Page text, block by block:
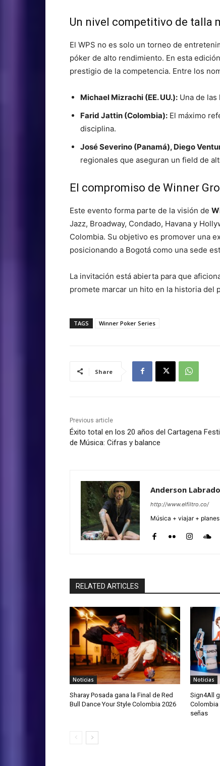
Un nivel competitivo de talla
El WPS no es solo un torneo de
póker de alto rendimiento. En esta
prestigio de la competencia. Entre los
Michael Mizrachi (EE. UU.): Una de
Farid Jattin (Colombia): El máximo
disciplina.
José Severino (Panamá), Diego
regionales que aseguran un field de
El compromiso de Winner
Este evento forma parte de la visión de
Jazz, Broadway, Condado, Havana y
Colombia. Su objetivo es promover una
posicionando a Bogotá como una sede
La invitación está abierta para que
promete marcar un hito en la historia del
TAGS Winner Poker Series
Share
Previous article
Éxito total en los 20 años del Cartagena
de Música: Cifras y balance
Anderson
http://www.elfiltro.co/
Música + viajar + planes
RELATED ARTICLES
Noticias
Sharay Posada gana la Final de Red
Bull Dance Your Style Colombia 2026
Noticias
Sign4All
Colombia
señas